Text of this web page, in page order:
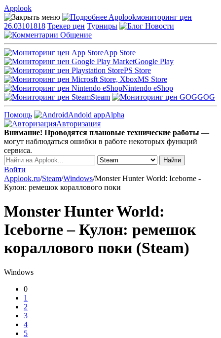
Applook
Applookмониторинг цен
26.03101818 Трекер цен Турниры
Новости
Общение
App Store
Google Play
PS Store
MS Store
Nintendo eShop
Steam
GOG
Помощь Andoid appAlpha
Авторизация
Внимание! Проводятся плановые технические работы —
могут наблюдаться ошибки в работе некоторых функций
сервиса.
Войти
Applook.ru/Steam/Windows/Monster Hunter World: Iceborne -
Кулон: ремешок кораллового поки
Monster Hunter World:
Iceborne – Кулон: ремешок
кораллового поки (Steam)
Windows
0
1
2
3
4
5